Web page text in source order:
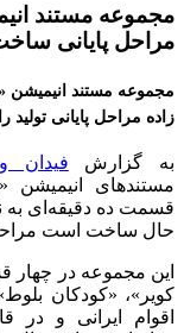
مجموعه مستند
مراحل پایانی
مجموعه مستند انیمیشن
زاده مراحل پایانی
به گزارش فیدان
مستندهای انیمیشن
قسمت ده دقیقه‌ای به
حال ساخت است
این مجموعه در چهار
کویر»، «کودکان
اقوام ایرانی و در